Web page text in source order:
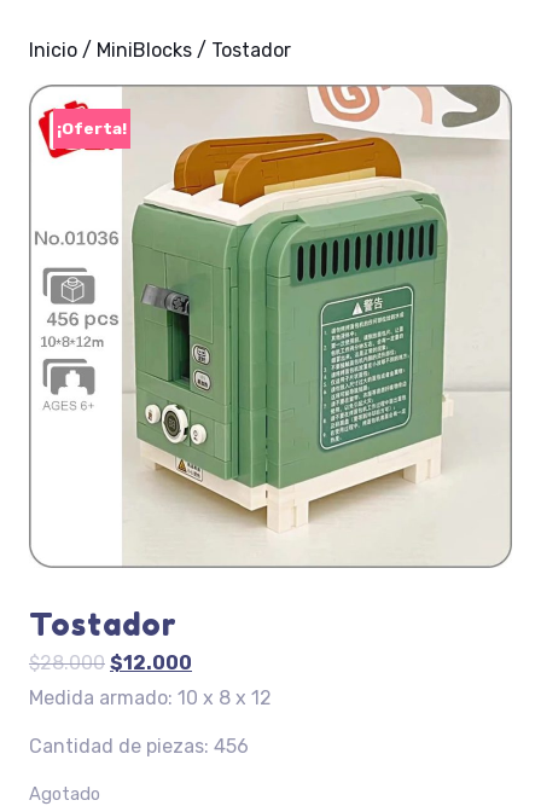
Inicio / MiniBlocks / Tostador
¡Oferta!
Tostador
$28.000 El
precio
era:
$12.000
precio
es:
Medida armado: 10 x 8 x 12
Cantidad de piezas: 456
Agotado